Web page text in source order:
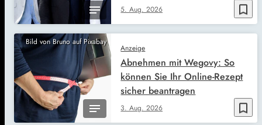
bookmark_border
5. Aug. 2026
Bild von Bruno auf Pixabay
bookmark_border
Anzeige
3. Aug. 2026
Abnehmen mit Wegovy: So
können Sie Ihr Online-Rezept
sicher beantragen